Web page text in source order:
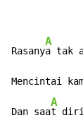
Rasany
A
a tak
Mencintai
Dan saa
A
t diri